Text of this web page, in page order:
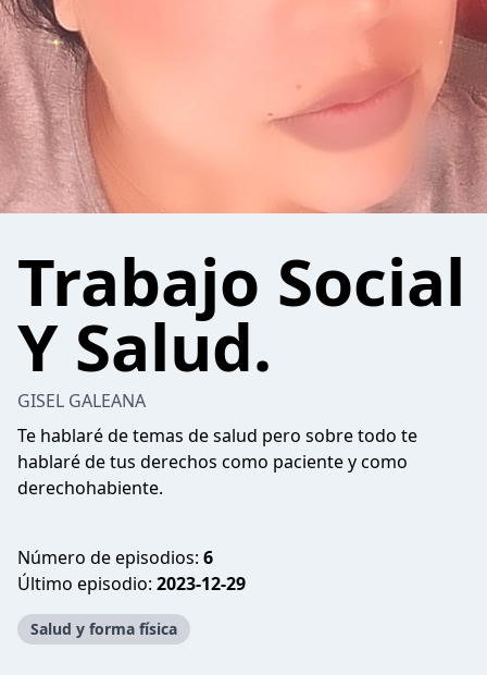
Trabajo Social
Y Salud.
GISEL GALEANA
Te hablaré de temas de salud pero sobre todo te
hablaré de tus derechos como paciente y como
derechohabiente.
Número de episodios: 6
Último episodio: 2023-12-29
Salud y forma física